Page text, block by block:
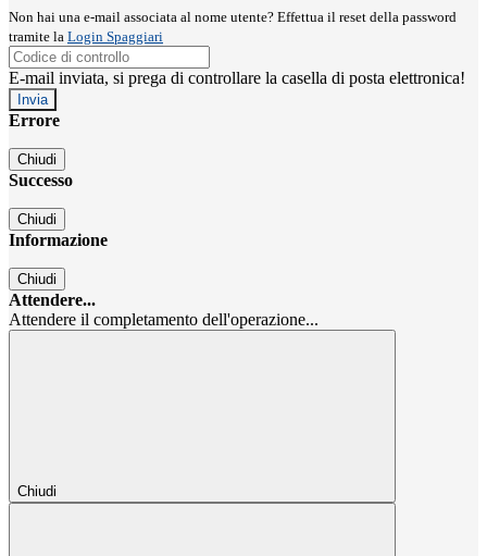
Non hai una e-mail associata al nome utente? Effettua il reset della password
tramite la Login Spaggiari
E-mail inviata, si prega di controllare la casella di posta elettronica!
Errore
Chiudi
Successo
Chiudi
Informazione
Chiudi
Attendere...
Attendere il completamento dell'operazione...
Chiudi